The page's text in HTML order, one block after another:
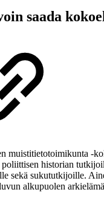
saada
muistitietotoimikunta -
historian
sekä sukututkijoille.
alkupuolen